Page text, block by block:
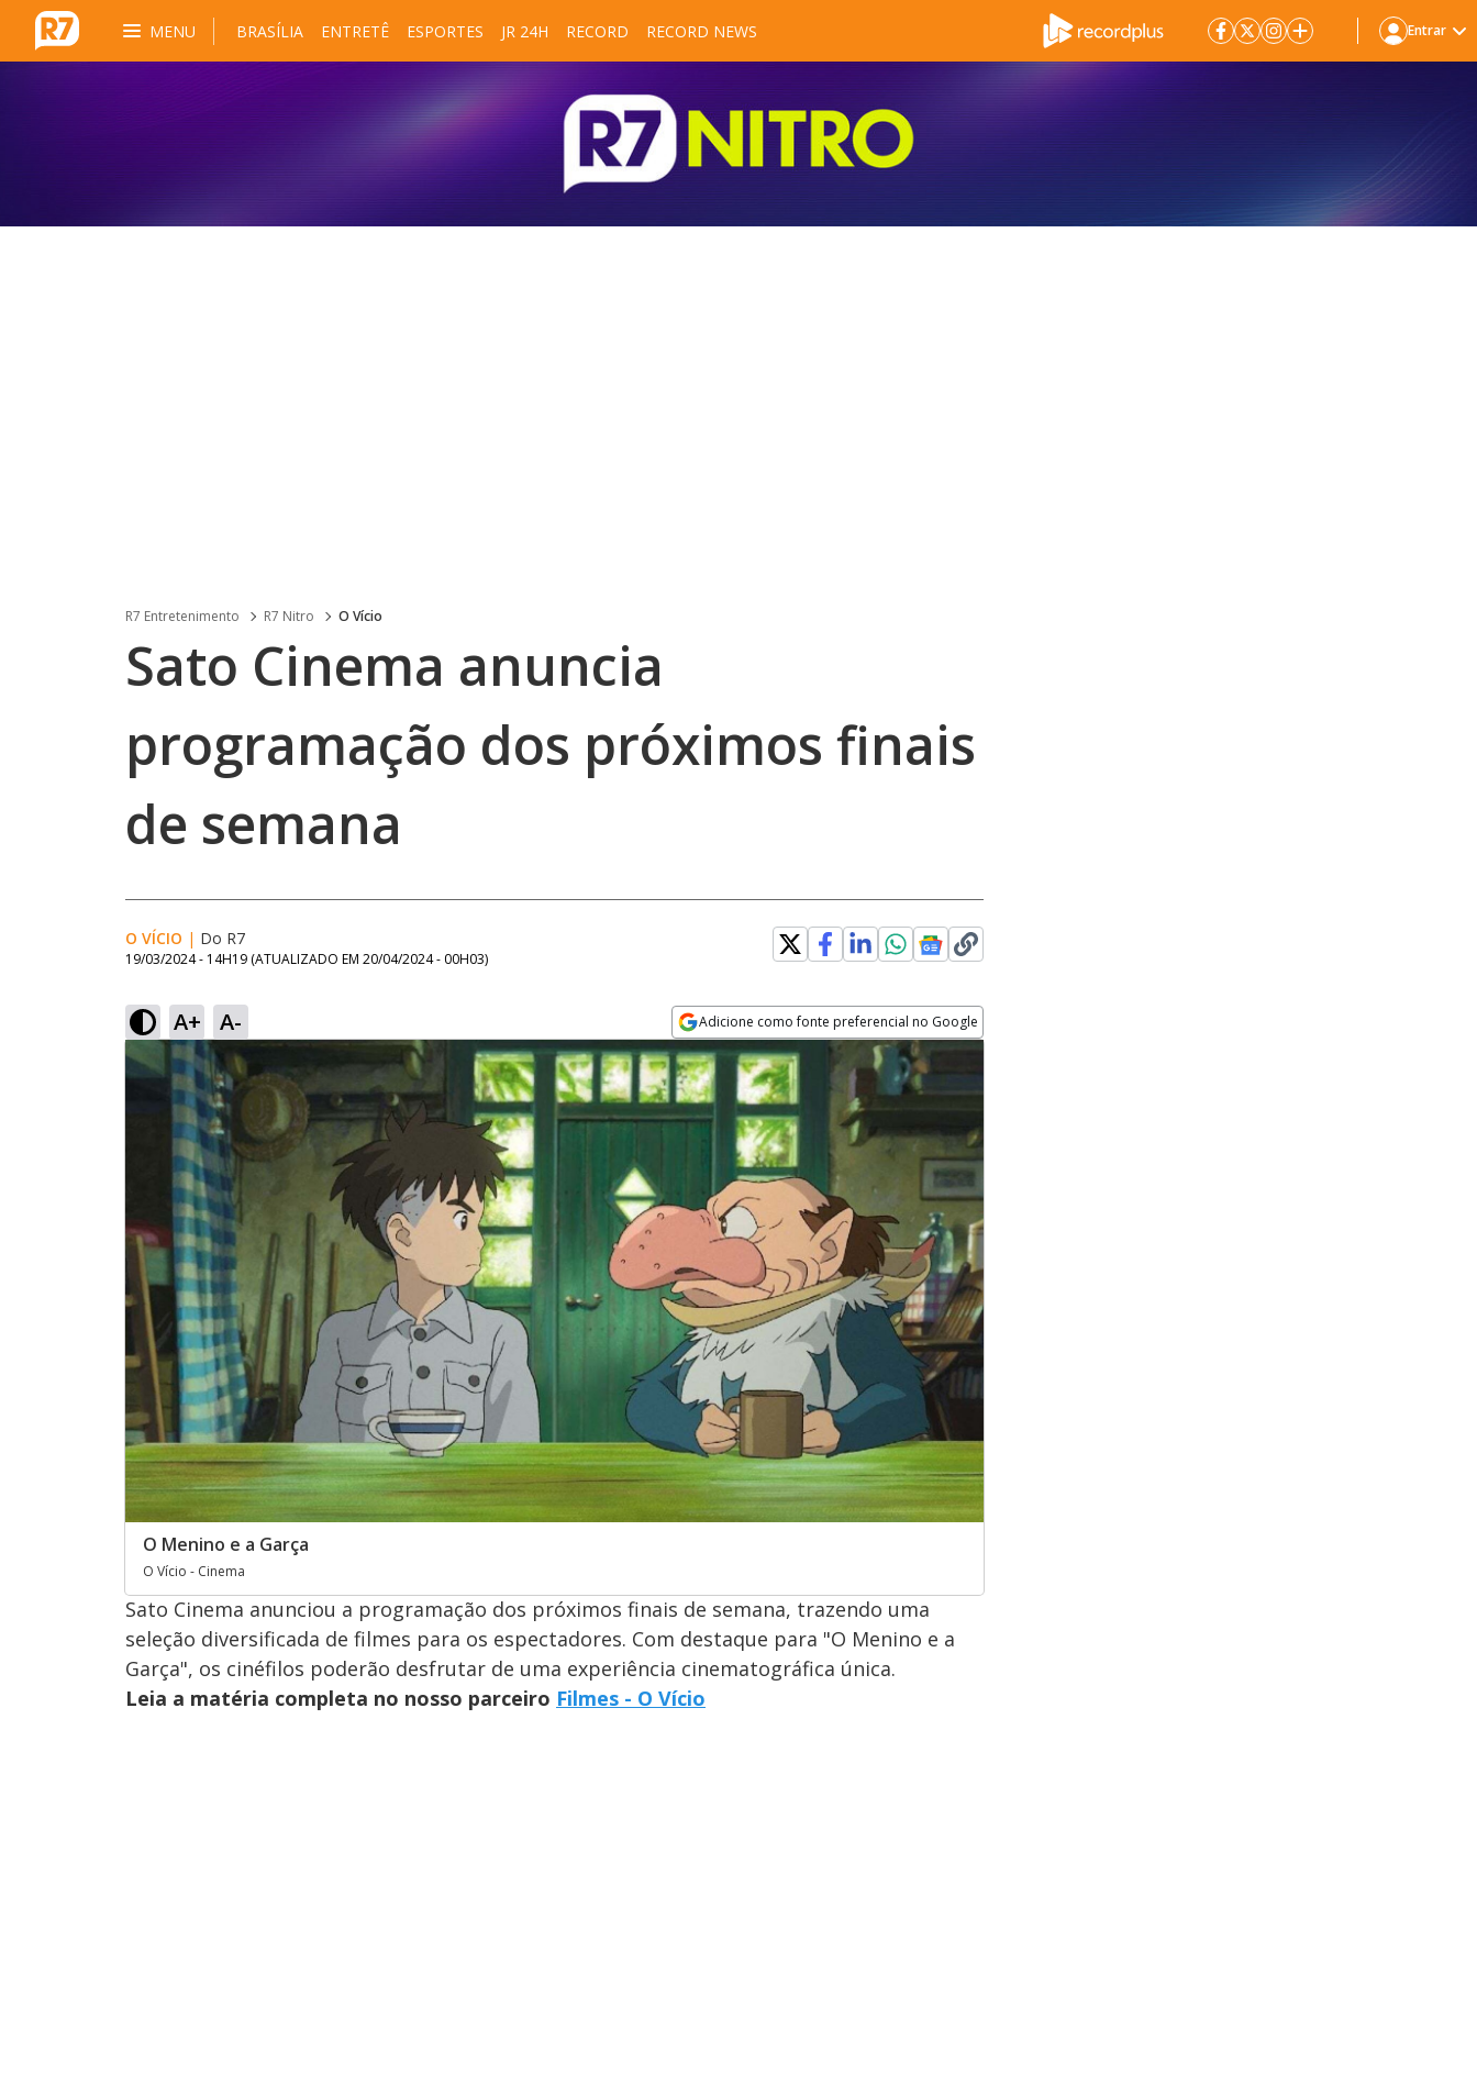
MENU BRASÍLIA ENTRETÊ ESPORTES JR 24H RECORD RECORD NEWS Entrar
R7 Entretenimento R7 Nitro O Vício
Sato Cinema anuncia
programação dos próximos finais
de semana
O VÍCIO | Do R7
19/03/2024 - 14H19 (ATUALIZADO EM 20/04/2024 - 00H03)
A+ A- Adicione como fonte preferencial no Google
Opens in new window
O Menino e a Garça
O Vício - Cinema
Sato Cinema anunciou a programação dos próximos finais de semana, trazendo uma
seleção diversificada de filmes para os espectadores. Com destaque para "O Menino e a
Garça", os cinéfilos poderão desfrutar de uma experiência cinematográfica única.
Leia a matéria completa no nosso parceiro Filmes - O Vício